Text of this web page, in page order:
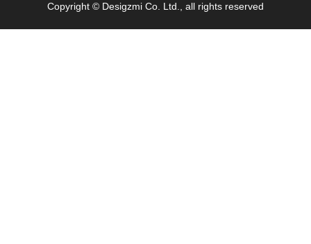
Copyright © Desigzmi Co. Ltd., all rights reserved